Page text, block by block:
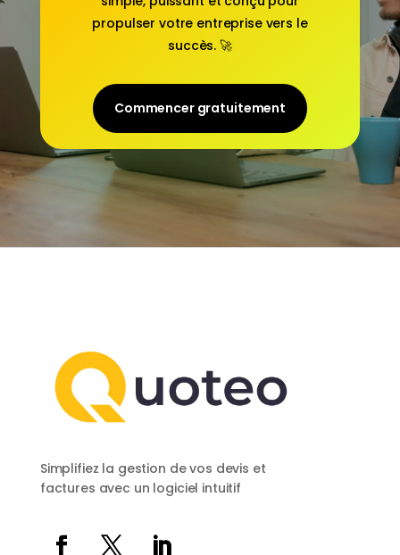
propulser votre entreprise vers le
succès. 🚀
Commencer gratuitement
Simplifiez la gestion de vos devis et
factures avec un logiciel intuitif